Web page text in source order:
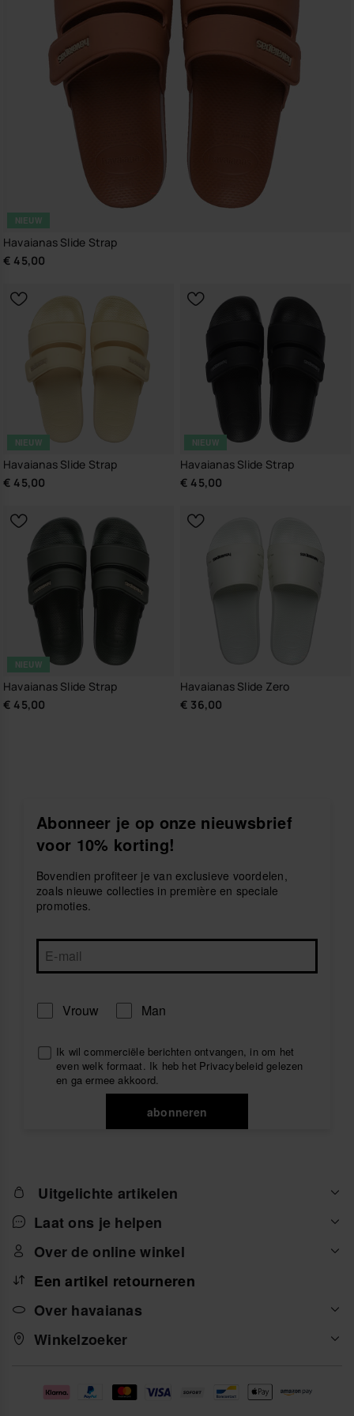
NIEUW
Havaianas Slide Strap
€ 45,00
NIEUW
Havaianas Slide Strap
€ 45,00
NIEUW
Havaianas Slide Strap
€ 45,00
NIEUW
Havaianas Slide Strap
€ 45,00
Havaianas Slide Zero
€ 36,00
Abonneer je op onze nieuwsbrief
voor 10% korting!
Bovendien profiteer je van exclusieve voordelen,
zoals nieuwe collecties in première en speciale
promoties.
Vrouw Man
Ik wil commerciële berichten ontvangen, in om het
even welk formaat. Ik heb het Privacybeleid gelezen
en ga ermee akkoord.
abonneren
Uitgelichte artikelen
Laat ons je helpen
Over de online winkel
Een artikel retourneren
Over havaianas
Winkelzoeker